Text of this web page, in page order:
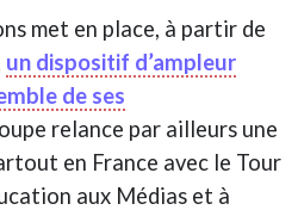
met en place, à partir de
un dispositif d’ampleur
de ses
relance par ailleurs une
en France avec le Tour
aux Médias et à